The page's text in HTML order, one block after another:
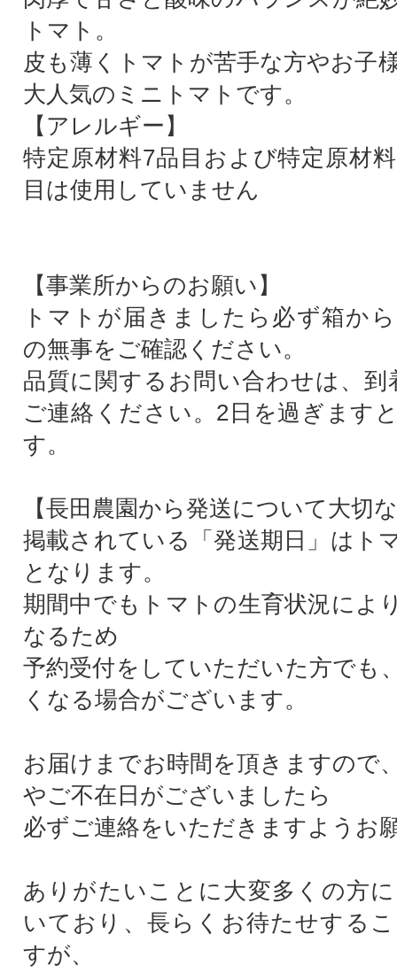
トマト。
皮も薄くトマトが苦手な方やお子
大人気のミニトマトです。
【アレルギー】
特定原材料7品目および特定原材
目は使用していません
【事業所からのお願い】
トマトが届きましたら必ず箱か
の無事をご確認ください。
品質に関するお問い合わせは、到
ご連絡ください。2日を過ぎます
す。
【長田農園から発送について大切
掲載されている「発送期日」はト
となります。
期間中でもトマトの生育状況によ
なるため
予約受付をしていただいた方でも
くなる場合がございます。
お届けまでお時間を頂きますので
やご不在日がございましたら
必ずご連絡をいただきますようお
ありがたいことに大変多くの方
いており、長らくお待たせする
すが、